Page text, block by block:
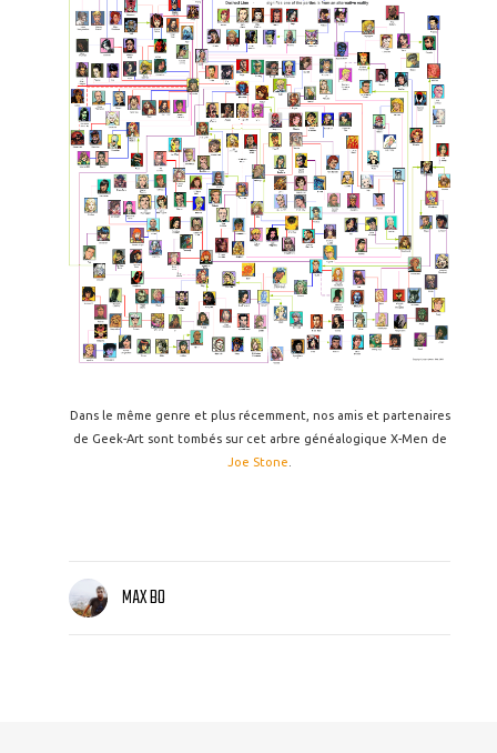
Dans le même genre et plus récemment, nos amis et partenaires
de Geek-Art sont tombés sur cet arbre généalogique X-Men de
Joe Stone
MAX BO